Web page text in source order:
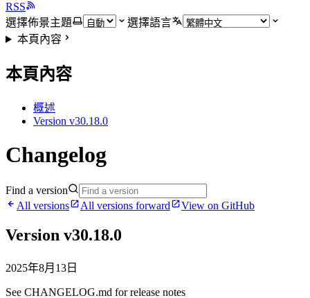
RSS
選擇佈景主題
選擇語言
本頁內容
本頁內容
概述
Version v30.18.0
Changelog
Find a version
All versions
All versions forward View on GitHub
Version v30.18.0
2025年8月13日
See CHANGELOG.md for release notes